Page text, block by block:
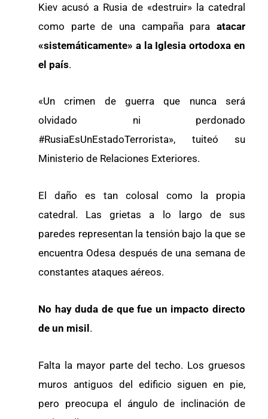
Kiev acusó a Rusia de «destruir» la catedral
como parte de una campaña para atacar
«sistemáticamente» a la Iglesia ortodoxa en
el país.
«Un crimen de guerra que nunca será
olvidado ni perdonado
#RusiaEsUnEstadoTerrorista», tuiteó su
Ministerio de Relaciones Exteriores.
El daño es tan colosal como la propia
catedral. Las grietas a lo largo de sus
paredes representan la tensión bajo la que se
encuentra Odesa después de una semana de
constantes ataques aéreos.
No hay duda de que fue un impacto directo
de un misil.
Falta la mayor parte del techo. Los gruesos
muros antiguos del edificio siguen en pie,
pero preocupa el ángulo de inclinación de